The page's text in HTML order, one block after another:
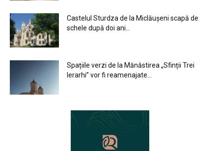
Castelul Sturdza de la Miclăușeni scapă de
schele după doi ani...
Spațiile verzi de la Mănăstirea „Sfinții Trei
Ierarhi” vor fi reamenajate...